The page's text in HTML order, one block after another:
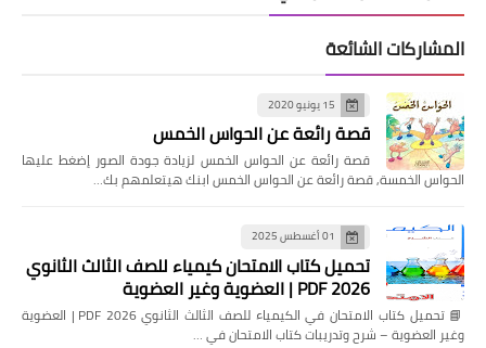
المشاركات الشائعة
15 يونيو 2020
قصة رائعة عن الحواس الخمس
قصة رائعة عن الحواس الخمس لزيادة جودة الصور إضغط عليها
الحواس الخمسة, قصة رائعة عن الحواس الخمس ابنك هيتعلمهم بك…
01 أغسطس 2025
تحميل كتاب الامتحان كيمياء للصف الثالث الثانوي
2026 PDF | العضوية وغير العضوية
📘 تحميل كتاب الامتحان في الكيمياء للصف الثالث الثانوي 2026 PDF | العضوية
وغير العضوية – شرح وتدريبات كتاب الامتحان في …